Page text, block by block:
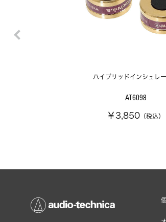
ハイブリッドインシュレ
AT6098
￥3,850 （税込）